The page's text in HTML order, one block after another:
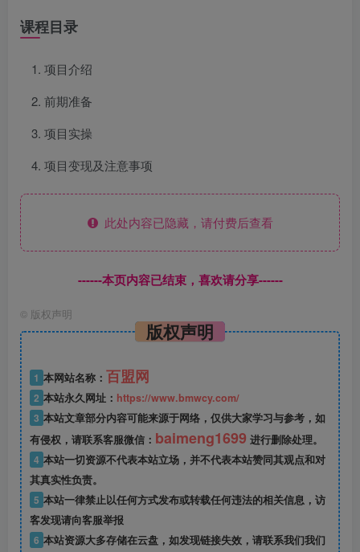
课程目录
项目介绍
前期准备
项目实操
项目变现及注意事项
此处内容已隐藏，请付费后查看
------本页内容已结束，喜欢请分享------
© 版权声明
版权声明
1 本网站名称： 百盟网
2 本站永久网址： https://www.bmwcy.com/
3 本站文章部分内容可能来源于网络，仅供大家学习与参考，如
有侵权，请联系客服微信： baimeng1699 进行删除处理。
4 本站一切资源不代表本站立场，并不代表本站赞同其观点和对
其真实性负责。
5 本站一律禁止以任何方式发布或转载任何违法的相关信息，访
客发现请向客服举报
6 本站资源大多存储在云盘，如发现链接失效，请联系我们我们